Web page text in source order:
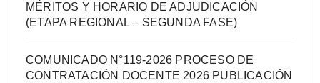
MÉRITOS Y HORARIO DE ADJUDICACIÓN
(ETAPA REGIONAL – SEGUNDA FASE)
COMUNICADO N°119-2026 PROCESO DE
CONTRATACIÓN DOCENTE 2026 PUBLICACIÓN